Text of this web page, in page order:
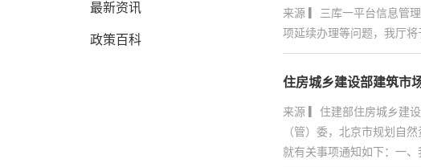
科创政策
最新资讯
政策百科
来源 ▎三库一平台信息管
项延续办理等问题，我厅
住房城乡建设部建筑市
来源 ▎住建部住房城乡建
（管）委，北京市规划自
就有关事项通知如下：一